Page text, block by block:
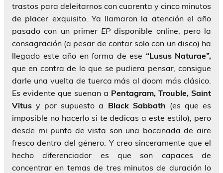
trastos para deleitarnos con cuarenta y cinco minutos
de placer exquisito. Ya llamaron la atención el año
pasado con un primer EP disponible online, pero la
consagración (a pesar de contar solo con un disco) ha
llegado este año en forma de ese “Lusus Naturae”,
que en contra de lo que se pudiera pensar, consigue
darle una vuelta de tuerca más aldoom más clásico.
Es evidente que suenan a Pentagram, Trouble, Saint
Vitusy por supuesto a Black Sabbath (es que es
imposible no hacerlo si te dedicas a este estilo), pero
desde mi punto de vista son una bocanada de aire
fresco dentro del género. Y creo sinceramente que el
hecho diferenciador es que son capaces de
concentrar en temas de tres minutos de duración lo